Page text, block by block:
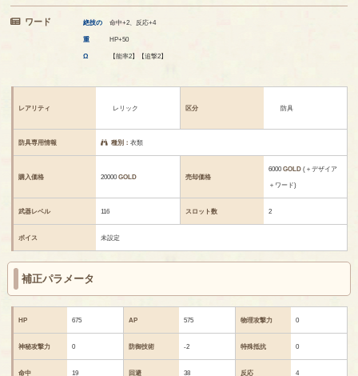
ワード 絶技の 命中+2、反応+4
重 HP+50
Ω 【能率2】【追撃2】
レアリティ レリック 区分 防具
防具専用情報 種別：衣類
購入価格 20000GOLD 売却価格
6000GOLD (＋デザイア
＋ワード)
武器レベル 116 スロット数 2
ボイス 未設定
補正パラメータ
HP 675 AP 575 物理攻撃力 0
神秘攻撃力 0 防御技術 -2 特殊抵抗 0
命中 19 回避 38 反応 4